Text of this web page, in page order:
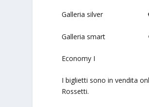
Galleria silver €
Galleria smart €
Economy I €
I biglietti sono in vendita
Rossetti.